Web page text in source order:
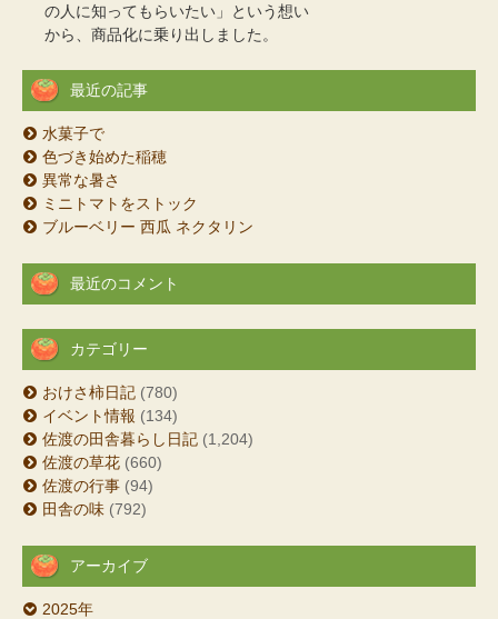
の人に知ってもらいたい」という想い
から、商品化に乗り出しました。
最近の記事
水菓子で
色づき始めた稲穂
異常な暑さ
ミニトマトをストック
ブルーベリー 西瓜 ネクタリン
最近のコメント
カテゴリー
おけさ柿日記 (780)
イベント情報 (134)
佐渡の田舎暮らし日記 (1,204)
佐渡の草花 (660)
佐渡の行事 (94)
田舎の味 (792)
アーカイブ
2025年